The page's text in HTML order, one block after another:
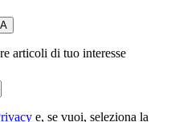
articoli di tuo interesse
e, se vuoi, seleziona la